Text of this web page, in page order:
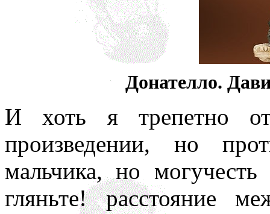
Донателло.
И хоть я трепетно
произведении, но
мальчика, но
гляньте! расстояние